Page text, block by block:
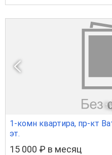
1
1-комн квартира, пр-кт
эт.
15 000 ₽ в месяц